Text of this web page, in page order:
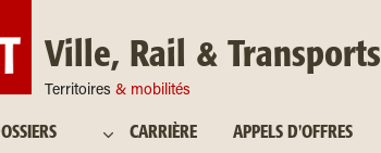
Ville, Rail & Transports
Territoires & mobilités
CARRIÈRE APPELS D'OFFRES